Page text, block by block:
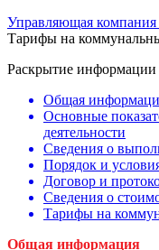
Управляющая
Тарифы на
Раскрытие информации
Общая
Основные
деятельности
Сведения о
Порядок и
Договор и
Сведения о
Тарифы на
Общая информация